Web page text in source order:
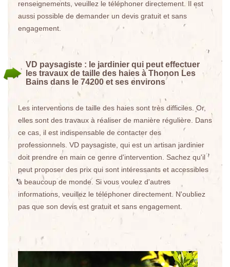
renseignements, veuillez le téléphoner directement. Il est
aussi possible de demander un devis gratuit et sans
engagement.
VD paysagiste : le jardinier qui peut effectuer
les travaux de taille des haies à Thonon Les
Bains dans le 74200 et ses environs
Les interventions de taille des haies sont très difficiles. Or,
elles sont des travaux à réaliser de manière régulière. Dans
ce cas, il est indispensable de contacter des
professionnels. VD paysagiste, qui est un artisan jardinier
doit prendre en main ce genre d'intervention. Sachez qu'il
peut proposer des prix qui sont intéressants et accessibles
à beaucoup de monde. Si vous voulez d'autres
informations, veuillez le téléphoner directement. N'oubliez
pas que son devis est gratuit et sans engagement.